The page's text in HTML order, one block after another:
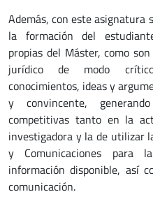
Además, con este
la formación del
propias del Máster, como
jurídico de modo
conocimientos, ideas y
y convincente,
competitivas tanto en la
investigadora y la de utilizar
y Comunicaciones para
información disponible, así
comunicación.